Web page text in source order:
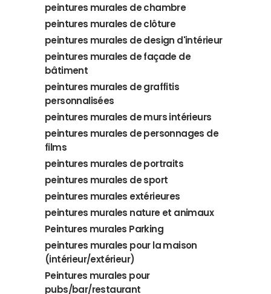
peintures murales de chambre
peintures murales de clôture
peintures murales de design d'intérieur
peintures murales de façade de
bâtiment
peintures murales de graffitis
personnalisées
peintures murales de murs intérieurs
peintures murales de personnages de
films
peintures murales de portraits
peintures murales de sport
peintures murales extérieures
peintures murales nature et animaux
Peintures murales Parking
peintures murales pour la maison
(intérieur/extérieur)
Peintures murales pour
pubs/bar/restaurant